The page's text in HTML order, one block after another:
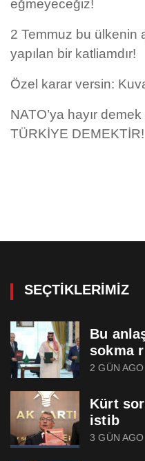
eğmeyeceğiz!
2 Temmuz bu ülkenin
yapılan bir katliamdır!
Özel karar versin:
NATO’ya hayır
TÜRKİYE DEMEKTİR!
SEÇTIKLERIMIZ
Bu
sokma r
2 GÜN AGO
Kürt
istib
3 GÜN AGO